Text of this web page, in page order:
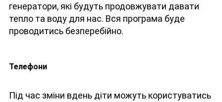
генератори, які будуть продовжувати давати
тепло та воду для нас. Вся програма буде
проводитись безперебійно.
Телефони
Під час зміни вдень діти можуть користуватись